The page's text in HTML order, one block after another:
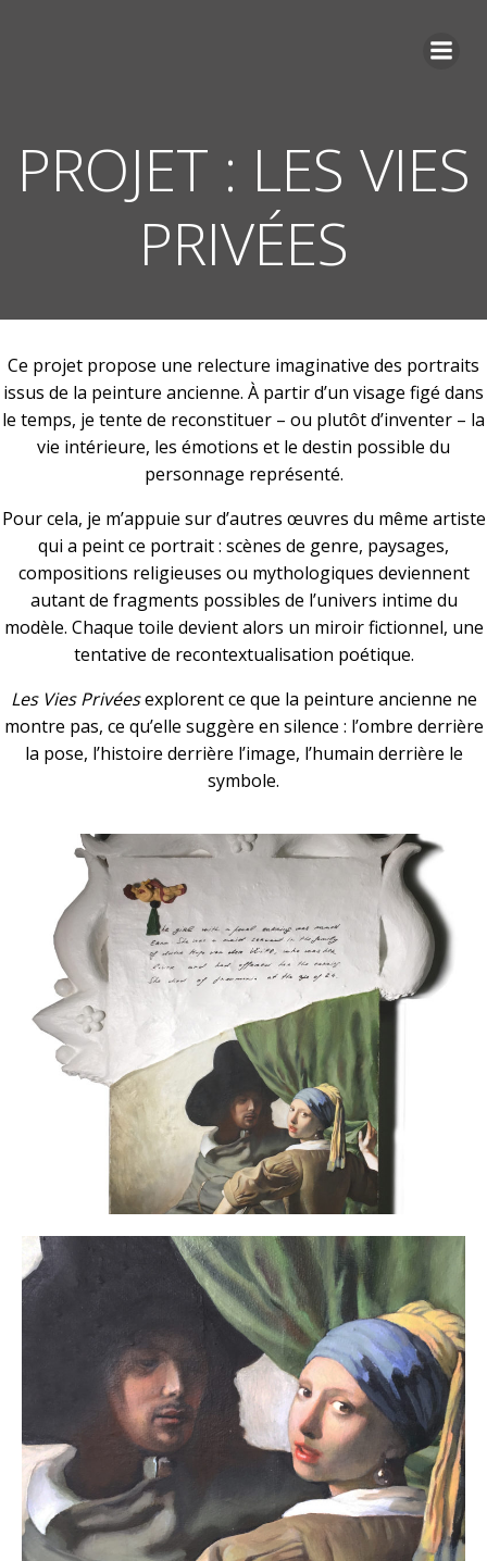
PROJET : LES VIES
PRIVÉES
Ce projet propose une relecture imaginative des portraits
issus de la peinture ancienne. À partir d’un visage figé dans
le temps, je tente de reconstituer – ou plutôt d’inventer – la
vie intérieure, les émotions et le destin possible du
personnage représenté.
Pour cela, je m’appuie sur d’autres œuvres du même artiste
qui a peint ce portrait : scènes de genre, paysages,
compositions religieuses ou mythologiques deviennent
autant de fragments possibles de l’univers intime du
modèle. Chaque toile devient alors un miroir fictionnel, une
tentative de recontextualisation poétique.
Les Vies Privéesexplorent ce que la peinture ancienne ne
montre pas, ce qu’elle suggère en silence : l’ombre derrière
la pose, l’histoire derrière l’image, l’humain derrière le
symbole.